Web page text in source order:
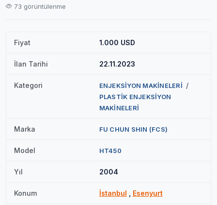
73 görüntülenme
Fiyat 1.000 USD
İlan Tarihi 22.11.2023
Kategori ENJEKSİYON MAKİNELERİ /
PLASTİK ENJEKSİYON
MAKİNELERİ
Marka FU CHUN SHIN (FCS)
Model HT450
Yıl 2004
Konum İstanbul Esenyurt